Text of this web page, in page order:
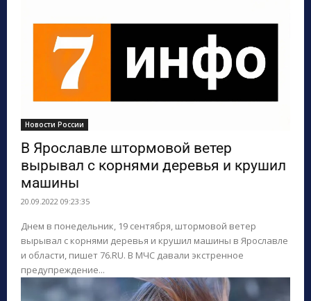
Новости России
В Ярославле штормовой ветер
вырывал с корнями деревья и крушил
машины
20.09.2022 09:23:35
Днем в понедельник, 19 сентября, штормовой ветер
вырывал с корнями деревья и крушил машины в Ярославле
и области, пишет 76.RU. В МЧС давали экстренное
предупреждение...